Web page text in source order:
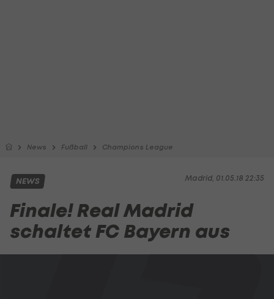
News Fußball Champions League
Madrid, 01.05.18 22:35
NEWS
Finale! Real Madrid
schaltet FC Bayern aus